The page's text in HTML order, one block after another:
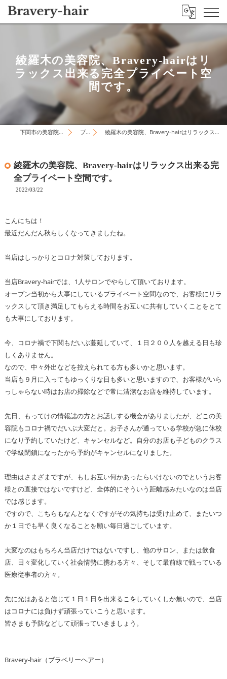
綾羅木の美容院、Bravery-hairはリ
ラックス出来る完全プライベート空
間です。
下関市の美容院はBravery-hair ブログ 綾羅木の美容院、Bravery-hairはリラックス出来る完全プライベート空間です。
綾羅木の美容院、Bravery-hairはリラックス出来る完
全プライベート空間です。
2022/03/22
こんにちは！
最近だんだん秋らしくなってきましたね。
当店はしっかりとコロナ対策しております。
当店Bravery-hairでは、1人サロンでやらして頂いております。
オープン当初から大事にしているプライベート空間なので、お客様にリラ
ックスして頂き満足してもらえる時間をお互いに共有していくことをとて
も大事にしております。
今、コロナ禍で下関もだいぶ蔓延していて、１日２００人を越える日も珍
しくありません。
なので、中々外出などを控えられてる方も多いかと思います。
当店も９月に入ってもゆっくりな日も多いと思いますので、お客様がいら
っしゃらない時はお店の掃除などで常に清潔なお店を維持しています。
先日、もってけの情報誌の方とお話しする機会がありましたが、どこの美
容院もコロナ禍でだいぶ大変だと。お子さんが通っている学校が急に休校
になり予約していたけど、キャンセルなど。自分のお店も子どものクラス
で学級閉鎖になったから予約がキャンセルになりました。
理由はさまざまですが、もしお互い何かあったらいけないのでというお客
様との直接ではないですけど、全体的にそういう距離感みたいなのは当店
では感じます。
ですので、こちらもなんとなくですがその気持ちは受け止めて、またいつ
か１日でも早く良くなることを願い毎日過ごしています。
大変なのはもちろん当店だけではないですし、他のサロン、または飲食
店、日々変化していく社会情勢に携わる方々、そして最前線で戦っている
医療従事者の方々。
先に光はあると信じて１日１日を出来るこをしていくしか無いので、当店
はコロナには負けず頑張っていこうと思います。
皆さまも予防などして頑張っていきましょう。
Bravery-hair（ブラベリーヘアー）